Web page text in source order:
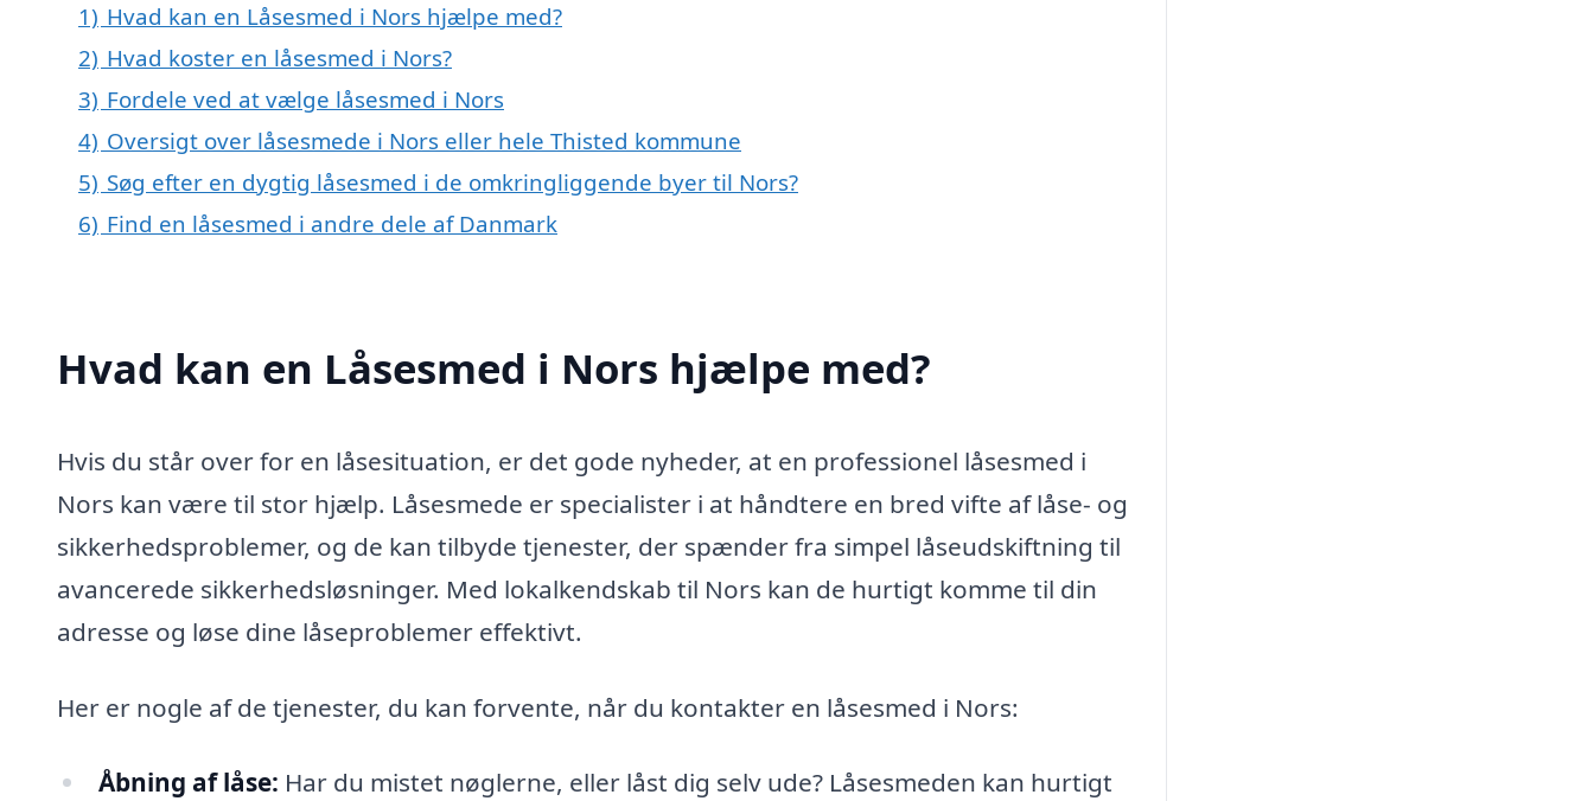
1) Hvad kan en Låsesmed i Nors hjælpe med?
2) Hvad koster en låsesmed i Nors?
3) Fordele ved at vælge låsesmed i Nors
4) Oversigt over låsesmede i Nors eller hele Thisted kommune
5) Søg efter en dygtig låsesmed i de omkringliggende byer til Nors?
6) Find en låsesmed i andre dele af Danmark
Hvad kan en Låsesmed i Nors hjælpe med?
Hvis du står over for en låsesituation, er det gode nyheder, at en professionel låsesmed i
Nors kan være til stor hjælp. Låsesmede er specialister i at håndtere en bred vifte af låse- og
sikkerhedsproblemer, og de kan tilbyde tjenester, der spænder fra simpel låseudskiftning til
avancerede sikkerhedsløsninger. Med lokalkendskab til Nors kan de hurtigt komme til din
adresse og løse dine låseproblemer effektivt.
Her er nogle af de tjenester, du kan forvente, når du kontakter en låsesmed i Nors:
Åbning af låse: Har du mistet nøglerne, eller låst dig selv ude? Låsesmeden kan hurtigt